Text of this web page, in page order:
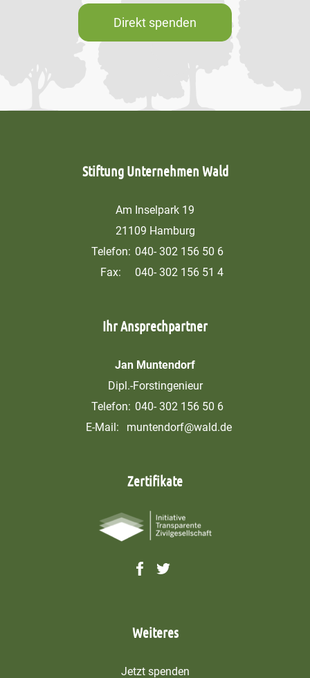
Direkt spenden
Stiftung Unternehmen Wald
Am Inselpark 19
21109 Hamburg
Telefon: 040- 302 156 50 6
Fax:
040- 302 156 51 4
Ihr Ansprechpartner
Jan Muntendorf
Dipl.-Forstingenieur
Telefon: 040- 302 156 50 6
E-Mail:
muntendorf@wald.de
Zertifikate
Weiteres
Jetzt spenden